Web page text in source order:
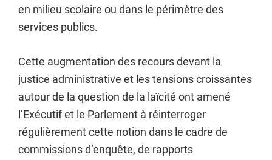
en milieu scolaire ou dans le périmètre des
services publics.
Cette augmentation des recours devant la
justice administrative et les tensions croissantes
autour de la question de la laïcité ont amené
l’Exécutif et le Parlement à réinterroger
régulièrement cette notion dans le cadre de
commissions d’enquête, de rapports